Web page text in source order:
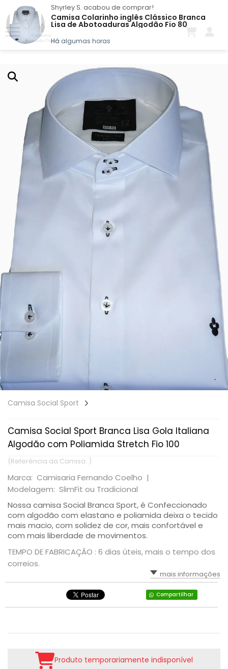
Camisa Social Sport
Camisa Social Sport Branca Lisa Gola Italiana
Algodão com Poliamida Stretch Fio 100
(Referência da Camisa: )
Marca: Camisaria Fernando Coelho |
Modelagem: SlimFit ou Tradicional
Nossa camisa Social Branca Sport, é Confeccionado
com algodão com elastano e poliamida deixa o tecido
mais macio, com solidez de cor, mais confortável e
com mais liberdade de movimentos.
TEMPO DE FABRICAÇÃO : 6 dias úteis, mais o tempo dos
correios.
mais informações
Compartilhar
Produto temporariamente indisponível
Shyrley S. acabou de comprar!
Camisa Colarinho inglês Clássico Branca
Lisa de Abotoaduras Algodão Fio 80
Há algumas horas